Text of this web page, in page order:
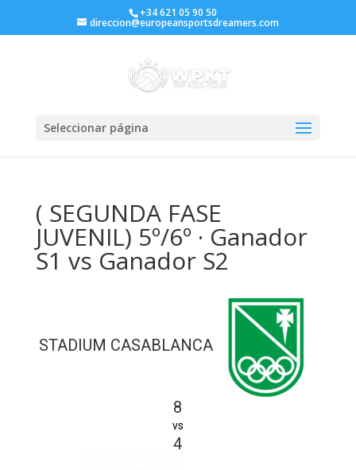
+34 621 05 90 50
direccion@europeansportsdreamers.com
Seleccionar página
( SEGUNDA FASE
JUVENIL) 5º/6º · Ganador
S1 vs Ganador S2
STADIUM CASABLANCA
8
vs
4